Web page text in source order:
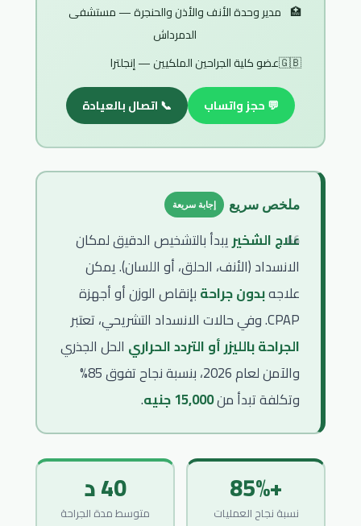
🏥 مدير وحدة الأنف والأذن والحنجرة — مستشفى
الدمرداش
🇬🇧عضو كلية الجراحين الملكيين — إنجلترا
💬 حجز واتساب 📞 اتصال بالعيادة
ملخص سريع إجابة سريعة
علاج الشخير يبدأ بالتشخيص الدقيق لمكان
الانسداد (الأنف، الحلق، أو اللسان). يمكن
علاجهبدون جراحة بإنقاص الوزن أو أجهزة
CPAP. وفي حالات الانسداد التشريحي، تعتبر
الجراحة بالليزر أو التردد الحراري الحل الجذري
والآمن لعام 2026، بنسبة نجاح تفوق 85%
وتكلفة تبدأ من15,000 جنيه .
+85%
نسبة نجاح العمليات
40 د
متوسط مدة الجراحة